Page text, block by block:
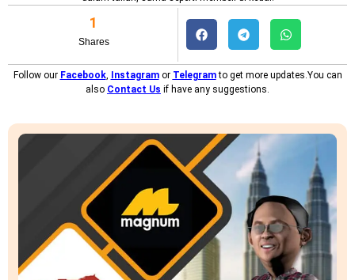
Shares
1
Follow our Facebook, Instagramor Telegramto get more updates.You can
also Contact Us if have any suggestions.